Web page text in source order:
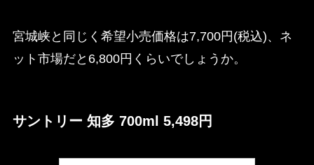
宮城峡と同じく希望小売価格は7,700円(税込)、ネ
ット市場だと6,800円くらいでしょうか。
サントリー 知多 700ml 5,498円